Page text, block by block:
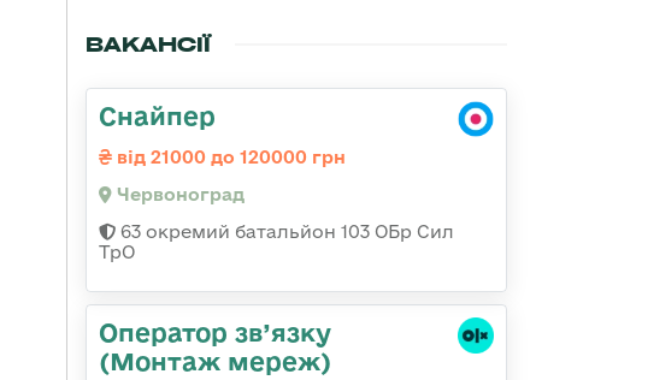
ВАКАНСІЇ
Снайпер
від 21000 до 120000 грн
Червоноград
63 окремий батальйон 103 ОБр Сил
ТрО
Оператор зв’язку
(Монтаж мереж)